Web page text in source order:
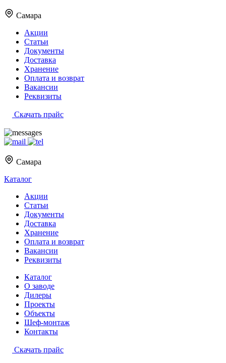
Самара
Акции
Статьи
Документы
Доставка
Хранение
Оплата и возврат
Вакансии
Реквизиты
Скачать прайс
Самара
Каталог
Акции
Статьи
Документы
Доставка
Хранение
Оплата и возврат
Вакансии
Реквизиты
Каталог
О заводе
Дилеры
Проекты
Объекты
Шеф-монтаж
Контакты
Скачать прайс